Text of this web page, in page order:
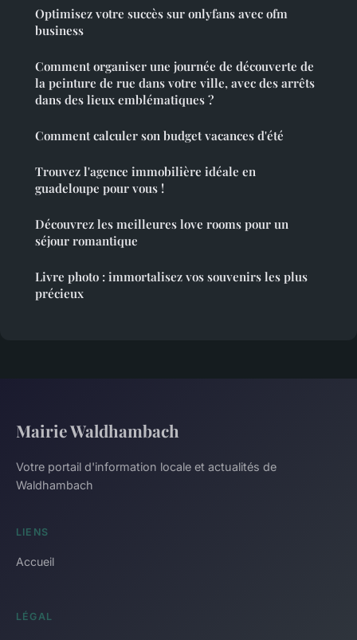
Optimisez votre succès sur onlyfans avec ofm
business
Comment organiser une journée de découverte de
la peinture de rue dans votre ville, avec des arrêts
dans des lieux emblématiques ?
Comment calculer son budget vacances d'été
Trouvez l'agence immobilière idéale en
guadeloupe pour vous !
Découvrez les meilleures love rooms pour un
séjour romantique
Livre photo : immortalisez vos souvenirs les plus
précieux
Mairie Waldhambach
Votre portail d'information locale et actualités de
Waldhambach
LIENS
Accueil
LÉGAL